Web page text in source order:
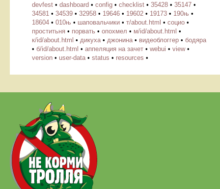
devfest • dashboard • config • checklist • 35428 • 35147 •
34581 • 34539 • 32958 • 19646 • 19602 • 19173 • 190њ •
18604 • 010њ • шаповальчики • т/about.html • социо •
проститьня • порвать • опохмел • м/id/about.html •
к/id/about.html • дикуха • джонина • видеоблоггер • бодяра
• б/id/about.html • аппеляция на зачет • webui • view•
version • user-data • status • resources •